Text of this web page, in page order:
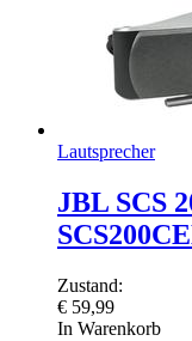
Lautsprecher
JBL SCS
Zustand:
€ 59,99
In Warenkorb